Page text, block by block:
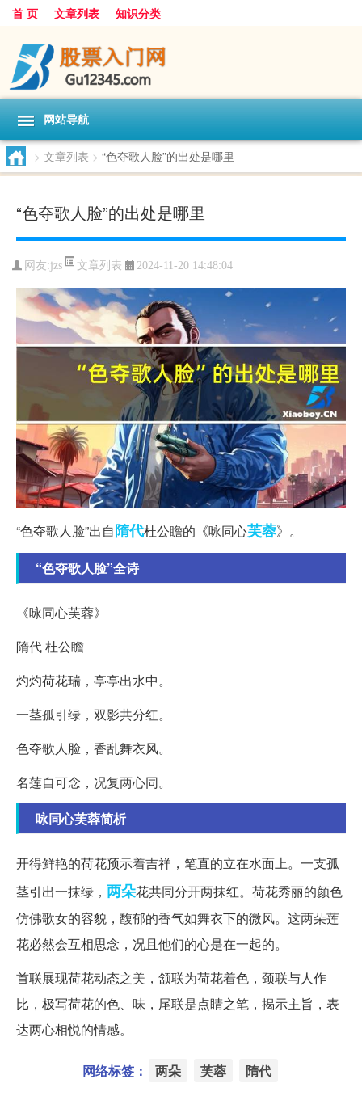
首 页 文章列表 知识分类
网站导航
> 文章列表 > “色夺歌人脸”的出处是哪里
“色夺歌人脸”的出处是哪里
网友:jzs 文章列表 2024-11-20 14:48:04
“色夺歌人脸”出自隋代杜公瞻的《咏同心芙蓉》。
“色夺歌人脸”全诗
《咏同心芙蓉》
隋代 杜公瞻
灼灼荷花瑞，亭亭出水中。
一茎孤引绿，双影共分红。
色夺歌人脸，香乱舞衣风。
名莲自可念，况复两心同。
咏同心芙蓉简析
开得鲜艳的荷花预示着吉祥，笔直的立在水面上。一支孤
茎引出一抹绿， 两朵花共同分开两抹红。荷花秀丽的颜色
仿佛歌女的容貌，馥郁的香气如舞衣下的微风。这两朵莲
花必然会互相思念，况且他们的心是在一起的。
首联展现荷花动态之美，颔联为荷花着色，颈联与人作
比，极写荷花的色、味，尾联是点睛之笔，揭示主旨，表
达两心相悦的情感。
网络标签： 两朵 芙蓉 隋代